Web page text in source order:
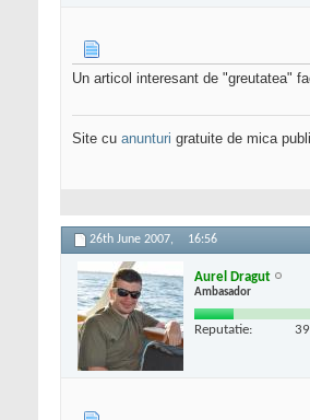
Un articol interesant de "greutatea"
Site cu anunturi gratuite de mica
26th June 2007, 16:56
Aurel Dragut
Ambasador
Reputatie: 39